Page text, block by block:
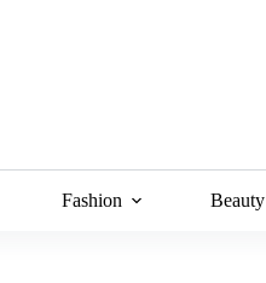
Fashion Beauty